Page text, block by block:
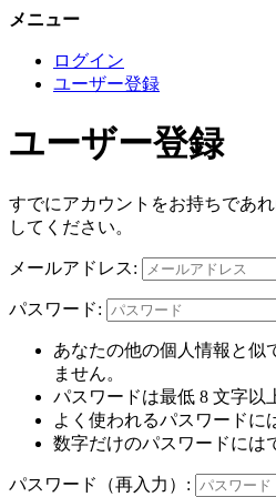
メニュー
ログイン
ユーザー登録
ユーザー登録
すでにアカウントをお持ちであ
してください。
メールアドレス:
パスワード:
あなたの他の個人情報と似
ません。
パスワードは最低 8 文字以
よく使われるパスワードに
数字だけのパスワードには
パスワード（再入力）: